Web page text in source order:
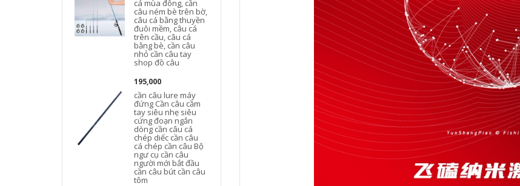
cá mùa đông, cần
câu ném bè trên bờ,
câu cá bằng thuyền
đuôi mềm, câu cá
trên cầu, câu cá
bằng bè, cần câu
nhỏ cần câu tay
shop đồ câu
195,000
cần câu lure máy
đứng Cần câu cầm
tay siêu nhẹ siêu
cứng đoạn ngắn
dòng cần câu cá
chép diếc cần câu
cá chép cần câu Bộ
ngư cụ cần câu
người mới bắt đầu
cần câu bút cần câu
tôm
đồ câu cá Cần câu
carbon đoạn dài
đặc biệt cần câu tay
cá chép và cá diếc
siêu nhẹ và siêu
có thể điều chỉnh
được giải phóng mặt
bằng đồ câu cá cần
câu máy ngang
cần câu máy Cần
câu giết linh hồn
Langjian cần câu
nhẹ và cứng 19 tông
cần câu ngư cụ kết
hợp bộ hoàn chỉnh
cần câu cần câu cá
203,000
cước câu cá ion
power 300m Dây
câu dài 500 mét
nhập khẩu dây
chính chính hãng
dây nylon cực cạnh
tranh dây đốm cạnh
tranh dây phụ
chống cong dây câu
Đài Loan dây câu
dây câu cá
190,000
câu đài bằng dây dù